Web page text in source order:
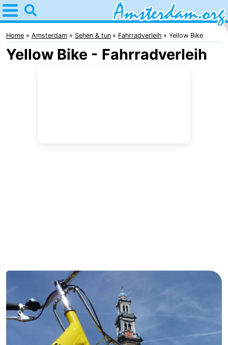
Home
Amsterdam
Interessante
Amsterdamse
Bos
Spaarnwoude
Zimmer
Home Amsterdam Sehen & tun Fahrradverleih Yellow Bike
Yellow Bike - Fahrradverleih